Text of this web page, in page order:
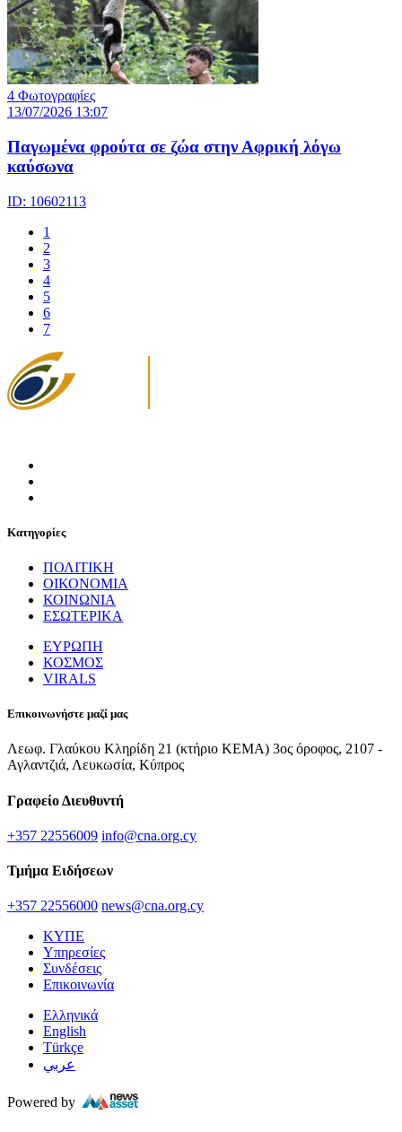
4 Φωτογραφίες
13/07/2026 13:07
Παγωμένα φρούτα σε ζώα στην Αφρική λόγω
καύσωνα
ID: 10602113
1
2
3
4
5
6
7
Κατηγορίες
ΠΟΛΙΤΙΚΗ
ΟΙΚΟΝΟΜΙΑ
ΚΟΙΝΩΝΙΑ
ΕΣΩΤΕΡΙΚΑ
ΕΥΡΩΠΗ
ΚΟΣΜΟΣ
VIRALS
Επικοινωνήστε μαζί μας
Λεωφ. Γλαύκου Κληρίδη 21 (κτήριο ΚΕΜΑ) 3ος όροφος, 2107 -
Αγλαντζιά, Λευκωσία, Κύπρος
Γραφείο Διευθυντή
+357 22556009 info@cna.org.cy
Τμήμα Ειδήσεων
+357 22556000 news@cna.org.cy
ΚΥΠΕ
Υπηρεσίες
Συνδέσεις
Επικοινωνία
Ελληνικά
English
Türkçe
عربي
Powered by